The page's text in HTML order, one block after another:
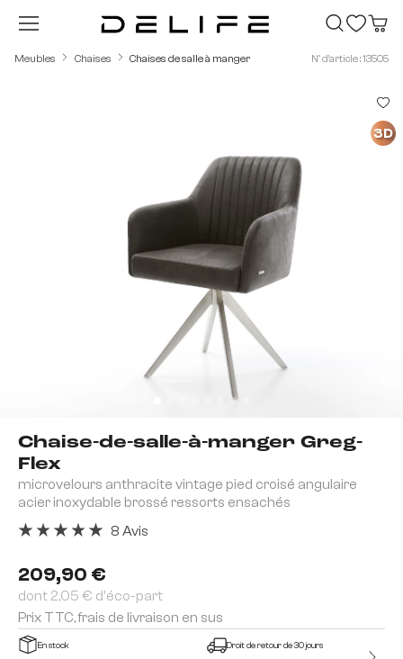
Passer au contenu principal
Meubles Chaises Chaises de salle à manger N° d'article : 13505
Chaise-de-salle-à-manger Greg-
Flex
microvelours anthracite vintage pied croisé angulaire
acier inoxydable brossé ressorts ensachés
209,90 €
dont 2,05 € d'éco-part
Prix TTC, frais de livraison en sus
8 Avis
En stock Droit de retour de 30 jours
3D